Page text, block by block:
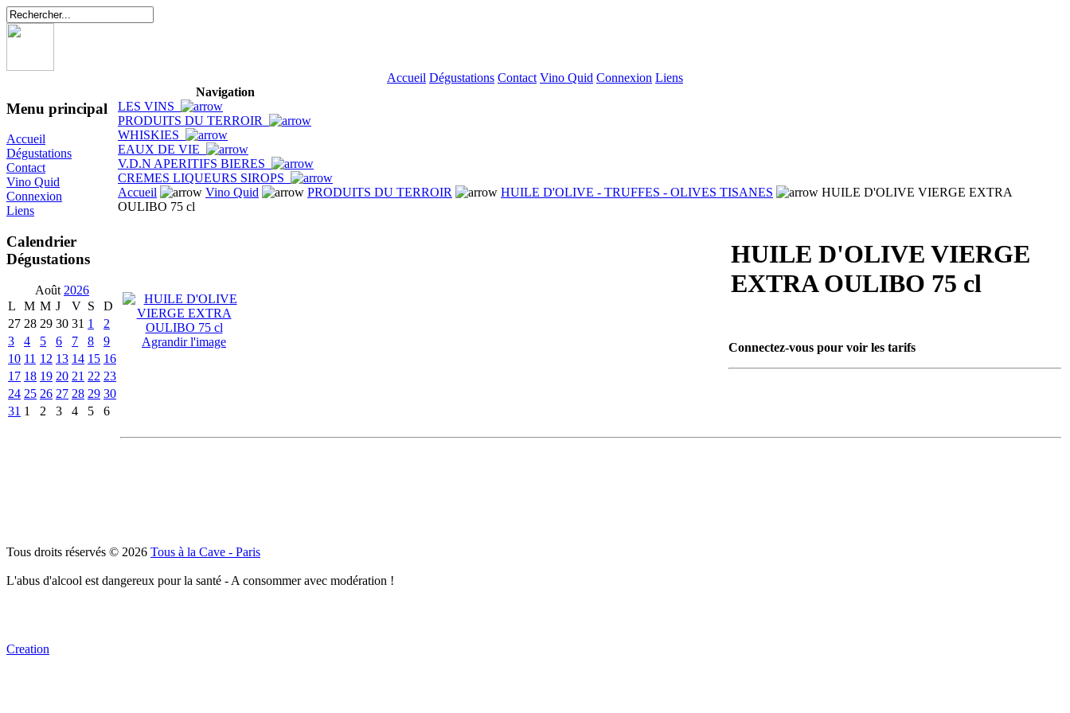
Accueil Dégustations Contact Vino Quid Connexion Liens
Menu principal
Accueil
Dégustations
Contact
Vino Quid
Connexion
Liens
Calendrier
Dégustations
Août 2026
L
M M J V S
D
27 28 29 30 31 1
2
3
4 5 6 7 8
9
10 11 12 13 14 15 16
17 18 19 20 21 22 23
24 25 26 27 28 29 30
31 1 2 3 4 5 6
Navigation
LES VINS
PRODUITS DU TERROIR
WHISKIES
EAUX DE VIE
V.D.N APERITIFS BIERES
CREMES LIQUEURS SIROPS
Accueil
Vino Quid PRODUITS DU TERROIR HUILE D'OLIVE - TRUFFES - OLIVES TISANES
HUILE D'OLIVE VIERGE EXTRA
OULIBO 75 cl
Agrandir l'image
HUILE D'OLIVE VIERGE
EXTRA OULIBO 75 cl
Connectez-vous pour voir les tarifs
Tous droits réservés © 2026 Tous à la Cave - Paris
L'abus d'alcool est dangereux pour la santé - A consommer avec modération !
Creation